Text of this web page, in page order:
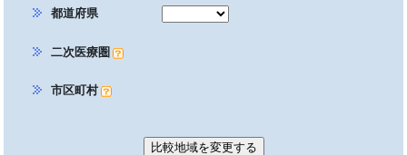
都道府県
二次医療圏
市区町村